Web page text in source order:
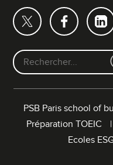
F
PSB Paris school of
Préparation TOEIC
Ecoles